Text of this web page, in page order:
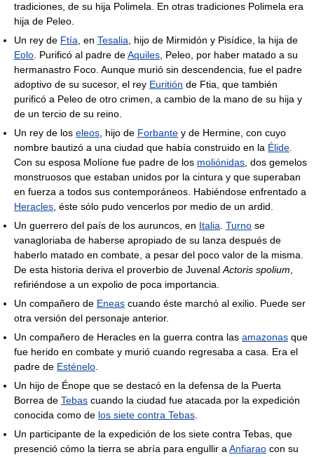
tradiciones, de su hija Polimela. En otras tradiciones Polimela era
hija de Peleo.
Un rey de Ftía , en Tesalia , hijo de Mirmidón y Pisídice, la hija de
Eolo . Purificó al padre deAquiles , Peleo, por haber matado a su
hermanastro Foco. Aunque murió sin descendencia, fue el padre
adoptivo de su sucesor, el rey Euritión de Ftia, que también
purificó a Peleo de otro crimen, a cambio de la mano de su hija y
de un tercio de su reino.
Un rey de los eleos , hijo de Forbante y de Hermine, con cuyo
nombre bautizó a una ciudad que había construido en la Élide
Con su esposa Molíone fue padre de los moliónidas , dos gemelos
monstruosos que estaban unidos por la cintura y que superaban
en fuerza a todos sus contemporáneos. Habiéndose enfrentado a
Heracles , éste sólo pudo vencerlos por medio de un ardid.
Un guerrero del país de los auruncos, en Italia Turno se
vanagloriaba de haberse apropiado de su lanza después de
haberlo matado en combate, a pesar del poco valor de la misma.
De esta historia deriva el proverbio de Juvenal Actoris spolium
refiriéndose a un expolio de poca importancia.
Un compañero de Eneas cuando éste marchó al exilio. Puede ser
otra versión del personaje anterior.
Un compañero de Heracles en la guerra contra las amazonas que
fue herido en combate y murió cuando regresaba a casa. Era el
padre de Esténelo
Un hijo de Énope que se destacó en la defensa de la Puerta
Borrea de Tebas cuando la ciudad fue atacada por la expedición
conocida como de los siete contra Tebas
Un participante de la expedición de los siete contra Tebas, que
presenció cómo la tierra se abría para engullir a Anfiarao con su